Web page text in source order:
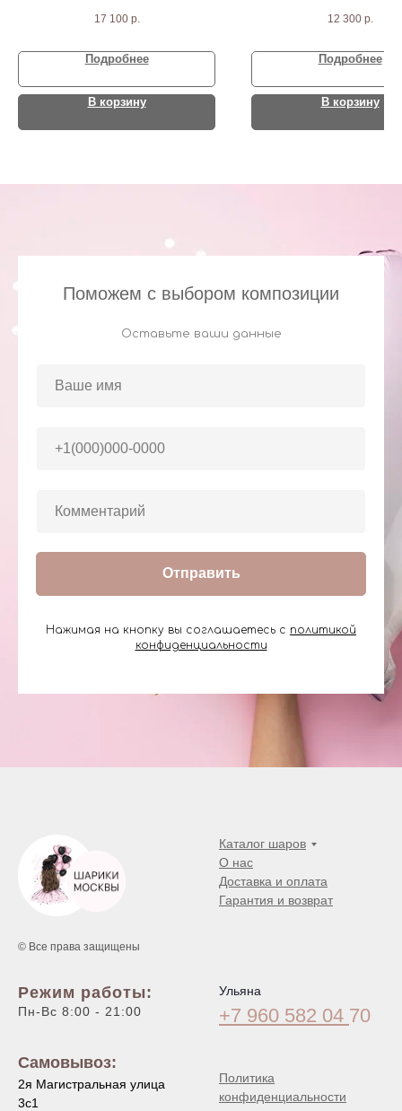
сердец, 2 сферы
17 100 р.
Подробнее
В корзину
12 300 р.
Подробнее
В корзину
Поможем с выбором композиции
Оставьте ваши данные
Отправить
Нажимая на кнопку вы соглашаетесь с политикой
конфиденциальности
© Все права защищены
Каталог шаров
О нас
Доставка и оплата
Гарантия и возврат
Режим работы:
Пн-Вс 8:00 - 21:00
Самовывоз:
2я Магистральная улица
3с1
Ульяна
+7 960 582 04 70
Политика
конфиденциальности